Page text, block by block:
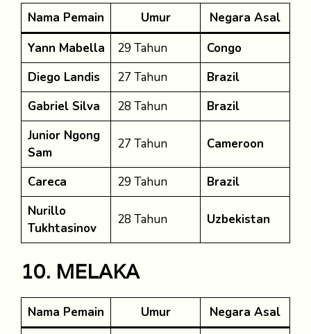
Nama Pemain Umur
Negara Asal
Yann Mabella
29 Tahun
Congo
Diego Landis
27 Tahun
Brazil
Gabriel Silva
28 Tahun
Brazil
Junior Ngong
Sam
27 Tahun Cameroon
Careca 29 Tahun
Brazil
Nurillo
Tukhtasinov
28 Tahun Uzbekistan
10. MELAKA
Nama Pemain Umur
Negara Asal